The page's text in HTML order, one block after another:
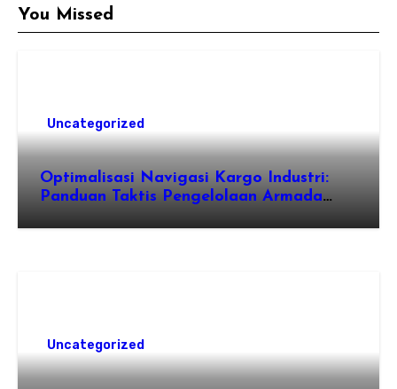
You Missed
Uncategorized
Optimalisasi Navigasi Kargo Industri:
Panduan Taktis Pengelolaan Armada
Uncategorized